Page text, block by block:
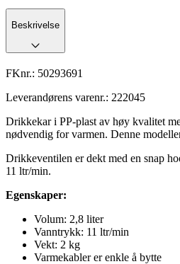
Beskrivelse
FKnr.: 50293691
Leverandørens varenr.: 222045
Drikkekar i PP-plast av høy kvalitet
nødvendig for varmen. Denne
Drikkeventilen er dekt med en snap
11 ltr/min.
Egenskaper:
Volum: 2,8 liter
Vanntrykk: 11 ltr/min
Vekt: 2 kg
Varmekabler er enkle å bytte